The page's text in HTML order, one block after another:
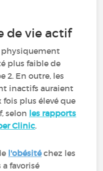
de vie actif
physiquement
plus faible de
2. En outre, les
inactifs auraient
plus élevé que
selon les rapports
Clinic.
l'obésitéchez les
favorisé